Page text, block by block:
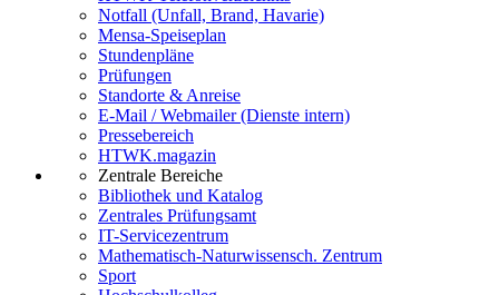
Notfall (Unfall, Brand, Havarie)
Mensa-Speiseplan
Stundenpläne
Prüfungen
Standorte & Anreise
E-Mail / Webmailer (Dienste intern)
Pressebereich
HTWK.magazin
Zentrale Bereiche
Bibliothek und Katalog
Zentrales Prüfungsamt
IT-Servicezentrum
Mathematisch-Naturwissensch. Zentrum
Sport